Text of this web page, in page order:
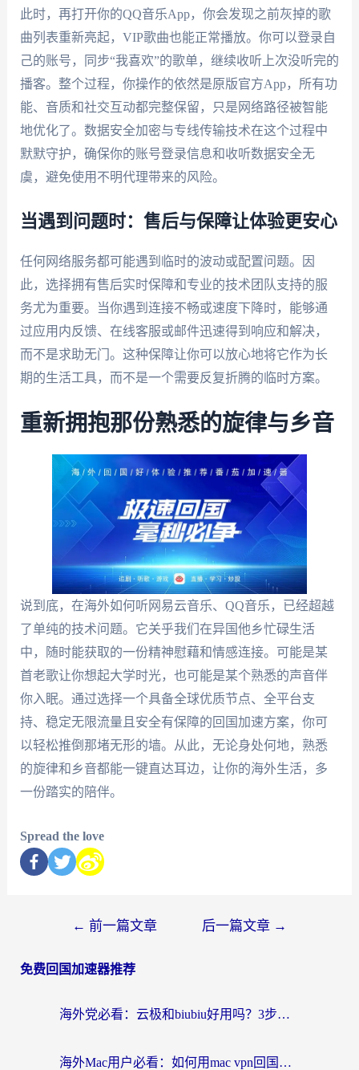
此时，再打开你的QQ音乐App，你会发现之前灰掉的歌
曲列表重新亮起，VIP歌曲也能正常播放。你可以登录自
己的账号，同步“我喜欢”的歌单，继续收听上次没听完的
播客。整个过程，你操作的依然是原版官方App，所有功
能、音质和社交互动都完整保留，只是网络路径被智能
地优化了。数据安全加密与专线传输技术在这个过程中
默默守护，确保你的账号登录信息和收听数据安全无
虞，避免使用不明代理带来的风险。
当遇到问题时：售后与保障让体验更安心
任何网络服务都可能遇到临时的波动或配置问题。因
此，选择拥有售后实时保障和专业的技术团队支持的服
务尤为重要。当你遇到连接不畅或速度下降时，能够通
过应用内反馈、在线客服或邮件迅速得到响应和解决，
而不是求助无门。这种保障让你可以放心地将它作为长
期的生活工具，而不是一个需要反复折腾的临时方案。
重新拥抱那份熟悉的旋律与乡音
说到底，在海外如何听网易云音乐、QQ音乐，已经超越
了单纯的技术问题。它关乎我们在异国他乡忙碌生活
中，随时能获取的一份精神慰藉和情感连接。可能是某
首老歌让你想起大学时光，也可能是某个熟悉的声音伴
你入眠。通过选择一个具备全球优质节点、全平台支
持、稳定无限流量且安全有保障的回国加速方案，你可
以轻松推倒那堵无形的墙。从此，无论身处何地，熟悉
的旋律和乡音都能一键直达耳边，让你的海外生活，多
一份踏实的陪伴。
Spread the love
← 前一篇文章 后一篇文章 →
免费回国加速器推荐
海外党必看：云极和biubiu好用吗？3步选对回国加速器，无缝刷国内剧玩手游
海外Mac用户必看：如何用mac vpn回国实现无缝刷国内剧玩国服？